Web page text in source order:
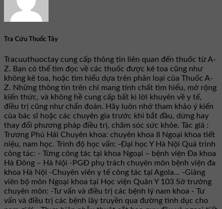
Tra Cứu Thuốc Tây
Tracuuthuoctay cung cấp thông tin liên quan đến thuốc từ A-
Z. Bạn có thể tìm đọc về các thuốc được kê toa cũng như
không kê toa, hoặc tìm hiểu dựa trên phân loại của Thuốc A-
Z. Những thông tin trên chỉ mang tính chất tìm hiểu, mở rộng
kiến thức, và không hề cung cấp bất kì lời khuyên về y tế,
điều trị cũng như chẩn đoán. Hãy luôn nhớ tham khảo ý kiến
của bác sĩ hoặc các chuyên gia trước khi bắt đầu, dừng hay
thay đổi phương pháp điều trị, chăm sóc sức khỏe. Tác giả :
Trương Phú Hải Chuyên khoa: chuyên khoa II Ngoại khoa tiết
niệu, nam học. Trình độ học vấn: -Đại học Y Hà Nội Quá trình
công tác: - Từng công tác tại khoa Ngoại – bệnh viện Đa khoa
Hà Đông – Hà Nội -PGĐ phụ trách chuyên môn bệnh viện đa
khoa Hà Nội -Chuyên viên y tế công tác tại Agola... -Giảng
viên bộ môn Ngoại khoa tại Học viện Quân Y 103 Sở trưởng
chuyên môn: -Tư vấn và điều trị các bệnh lý nam khoa - Tư
vấn và điều trị các bệnh lây truyền qua đường tình dục cho